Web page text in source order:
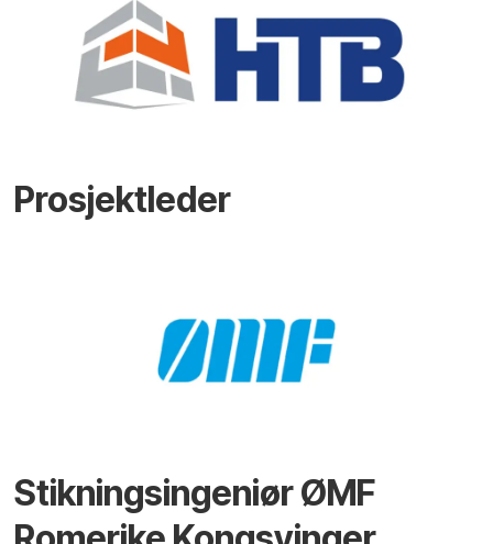
Prosjektleder
Stikningsingeniør ØMF